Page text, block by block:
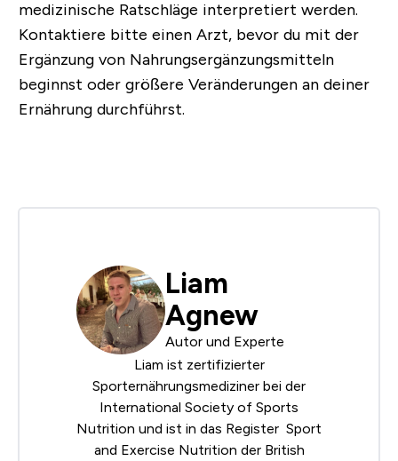
medizinische Ratschläge interpretiert werden.
Kontaktiere bitte einen Arzt, bevor du mit der
Ergänzung von Nahrungsergänzungsmitteln
beginnst oder größere Veränderungen an deiner
Ernährung durchführst.
Liam
Agnew
Autor und Experte
Liam ist zertifizierter
Sporternährungsmediziner bei der
International Society of Sports
Nutrition und ist in das Register Sport
and Exercise Nutrition der British